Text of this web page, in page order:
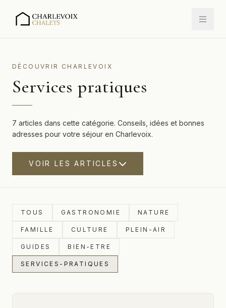
DÉCOUVRIR CHARLEVOIX
Services pratiques
7 articles dans cette catégorie. Conseils, idées et bonnes
adresses pour votre séjour en Charlevoix.
VOIR LES ARTICLES
TOUS GASTRONOMIE NATURE
FAMILLE CULTURE PLEIN-AIR
GUIDES BIEN-ETRE
SERVICES-PRATIQUES